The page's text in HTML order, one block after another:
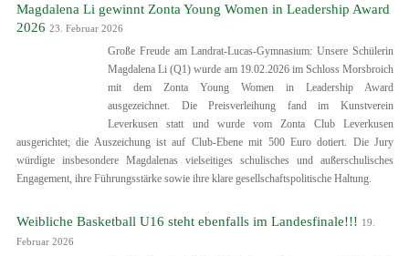
Magdalena Li gewinnt Zonta Young Women in Leadership Award
2026 23. Februar 2026
Große Freude am Landrat-Lucas-Gymnasium: Unsere Schülerin
Magdalena Li (Q1) wurde am 19.02.2026 im Schloss Morsbroich
mit dem Zonta Young Women in Leadership Award
ausgezeichnet. Die Preisverleihung fand im Kunstverein
Leverkusen statt und wurde vom Zonta Club Leverkusen
ausgerichtet; die Auszeichung ist auf Club-Ebene mit 500 Euro dotiert. Die Jury
würdigte insbesondere Magdalenas vielseitiges schulisches und außerschulisches
Engagement, ihre Führungsstärke sowie ihre klare gesellschaftspolitische Haltung.
Weibliche Basketball U16 steht ebenfalls im Landesfinale!!! 19.
Februar 2026